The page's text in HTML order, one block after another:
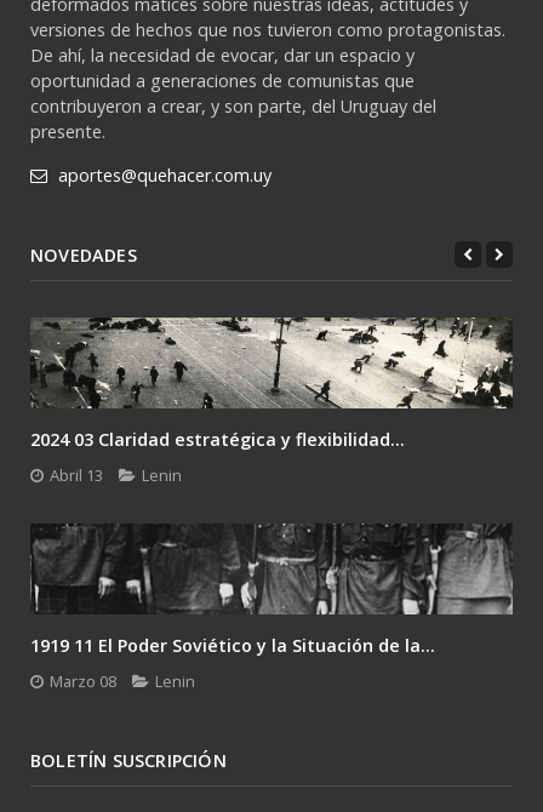
deformados matices sobre nuestras ideas, actitudes y
versiones de hechos que nos tuvieron como protagonistas.
De ahí, la necesidad de evocar, dar un espacio y
oportunidad a generaciones de comunistas que
contribuyeron a crear, y son parte, del Uruguay del
presente.
aportes@quehacer.com.uy
NOVEDADES
2024 03 Claridad estratégica y flexibilidad...
Abril 13 Lenin
1919 11 El Poder Soviético y la Situación de la...
Marzo 08 Lenin
BOLETÍN SUSCRIPCIÓN